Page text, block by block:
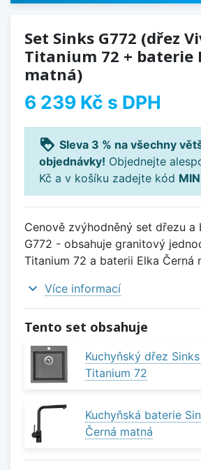
Set Sinks G772 (dřez
Titanium 72 + baterie
matná)
6 239 Kč s DPH
loyalty Sleva 3 % na všechny
objednávky! Objednejte
Kč a v košíku zadejte kód
Cenově zvýhodněný set dřezu a
G772 - obsahuje granitový
Titanium 72 a baterii Elka Černá
expand_more Více informací
Tento set obsahuje
Kuchyňský dřez
Titanium 72
Kuchyňská baterie
Černá matná